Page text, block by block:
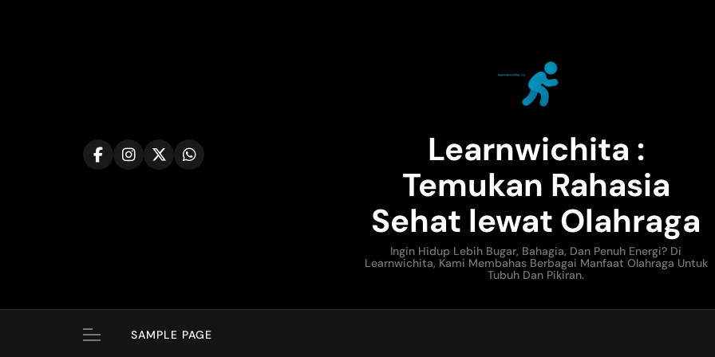
Learnwichita :
Temukan Rahasia
Sehat lewat Olahraga
Ingin Hidup Lebih Bugar, Bahagia, Dan Penuh Energi? Di
Learnwichita, Kami Membahas Berbagai Manfaat Olahraga Untuk
Tubuh Dan Pikiran.
SAMPLE PAGE